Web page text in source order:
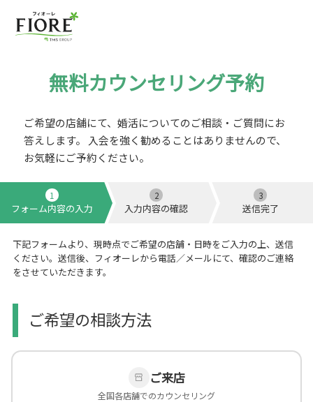
無料カウンセリング予約
ご希望の店舗にて、婚活についてのご相談・ご質問にお
答えします。
入会を強く勧めることはありませんので、
お気軽にご予約ください。
1
フォーム内容の入力
2
入力内容の確認
3
送信完了
下記フォームより、現時点でご希望の店舗・日時をご入力の上、送信
ください。送信後、フィオーレから電話／メールにて、確認のご連絡
をさせていただきます。
ご希望の相談方法
ご来店
全国各店舗でのカウンセリング